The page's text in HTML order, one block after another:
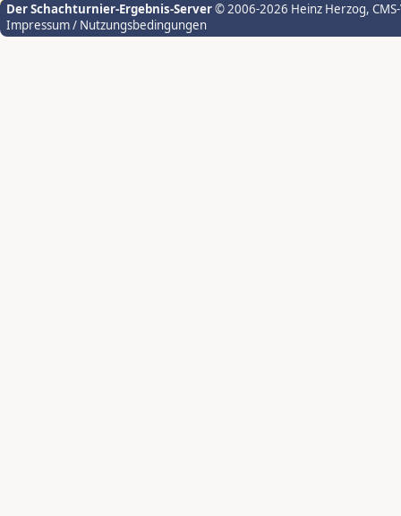
Der Schachturnier-Ergebnis-Server© 2006-2026 Heinz Herzog,
Impressum / Nutzungsbedingungen